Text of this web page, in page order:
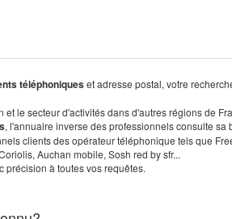
téléphoniqueset adresse postal, votre
le secteur d'activités dans d'autres régions de
, l'annuaire inverse des professionnels consulte sa
clients des opérateur téléphonique tels que
Auchan mobile, Sosh red by sfr...
à toutes vos requêtes.